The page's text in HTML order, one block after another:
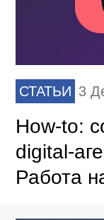
СТАТЬИ 3
How-to:
digital-
Работа